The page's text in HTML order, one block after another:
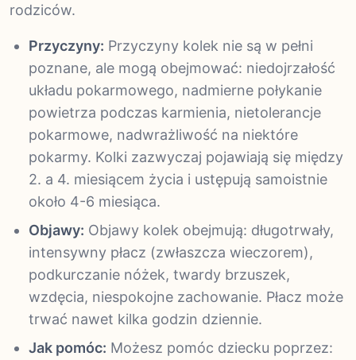
rodziców.
Przyczyny: Przyczyny kolek nie są w pełni
poznane, ale mogą obejmować: niedojrzałość
układu pokarmowego, nadmierne połykanie
powietrza podczas karmienia, nietolerancje
pokarmowe, nadwrażliwość na niektóre
pokarmy. Kolki zazwyczaj pojawiają się między
2. a 4. miesiącem życia i ustępują samoistnie
około 4-6 miesiąca.
Objawy: Objawy kolek obejmują: długotrwały,
intensywny płacz (zwłaszcza wieczorem),
podkurczanie nóżek, twardy brzuszek,
wzdęcia, niespokojne zachowanie. Płacz może
trwać nawet kilka godzin dziennie.
Jak pomóc: Możesz pomóc dziecku poprzez: